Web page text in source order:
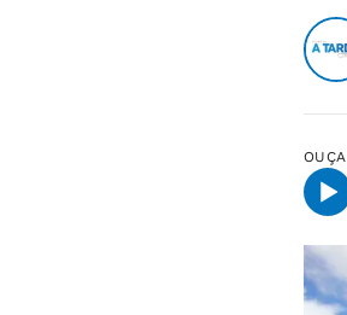
OUÇA